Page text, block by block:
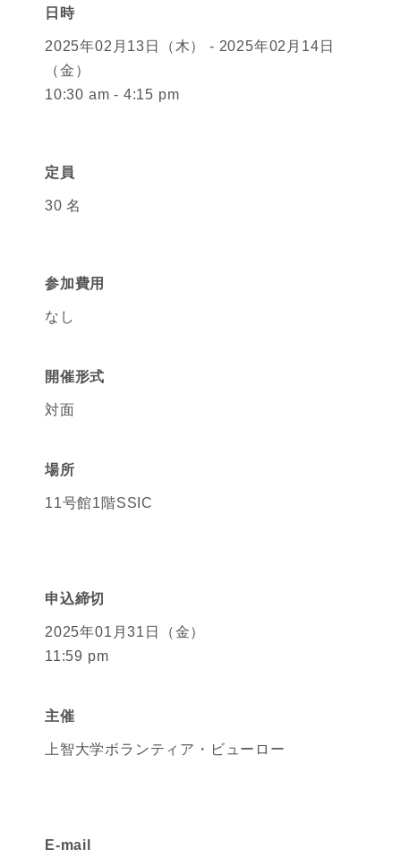
日時
2025年02月13日（木） - 2025年02月14日
（金）
10:30 am - 4:15 pm
定員
30 名
参加費用
なし
開催形式
対面
場所
11号館1階SSIC
申込締切
2025年01月31日（金）
11:59 pm
主催
上智大学ボランティア・ビューロー
E-mail